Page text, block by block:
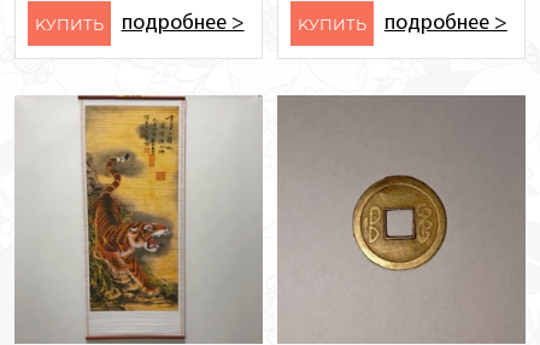
KУПИТЬ подробнее > KУПИТЬ подробнее >